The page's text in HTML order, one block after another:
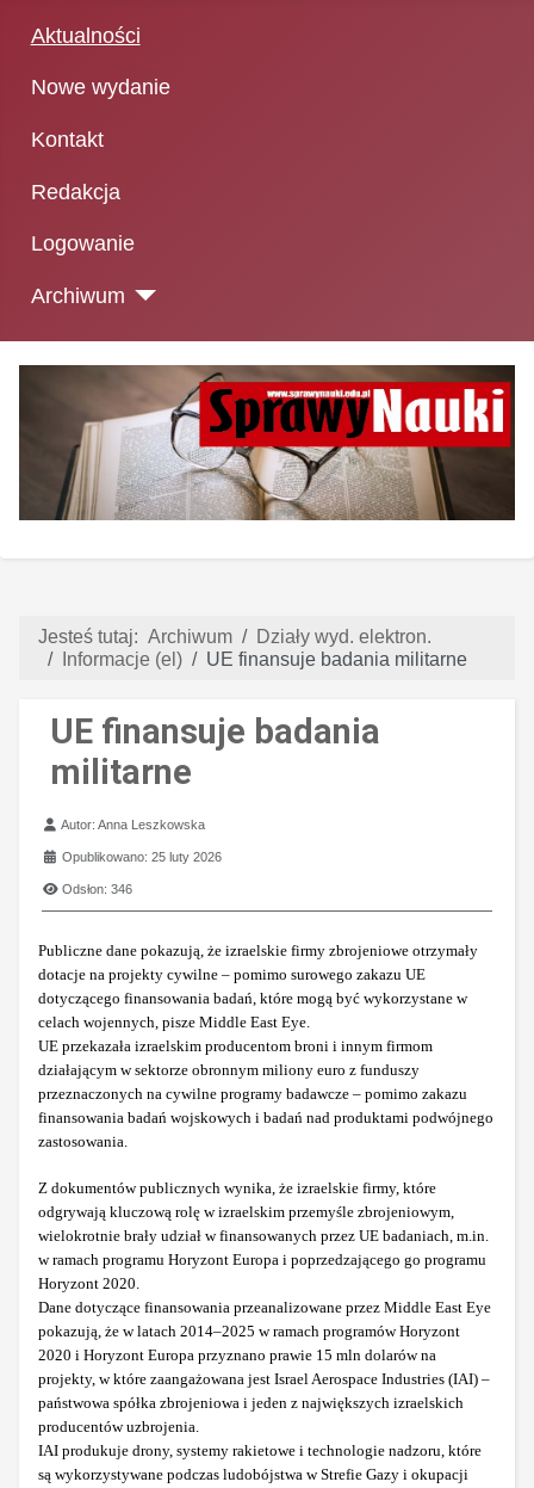
Aktualności
Nowe wydanie
Kontakt
Redakcja
Logowanie
Archiwum
Jesteś tutaj: Archiwum
Działy wyd. elektron.
Informacje (el)
UE finansuje badania militarne
UE finansuje badania
militarne
Szczegóły
Autor:Anna Leszkowska
Opublikowano: 25 luty 2026
Odsłon: 346
Publiczne dane pokazują, że izraelskie firmy zbrojeniowe otrzymały
dotacje na projekty cywilne – pomimo surowego zakazu UE
dotyczącego finansowania badań, które mogą być wykorzystane w
celach wojennych, pisze Middle East Eye.
UE przekazała izraelskim producentom broni i innym firmom
działającym w sektorze obronnym miliony euro z funduszy
przeznaczonych na cywilne programy badawcze – pomimo zakazu
finansowania badań wojskowych i badań nad produktami podwójnego
zastosowania.
Z dokumentów publicznych wynika, że izraelskie firmy, które
odgrywają kluczową rolę w izraelskim przemyśle zbrojeniowym,
wielokrotnie brały udział w finansowanych przez UE badaniach, m.in.
w ramach programu Horyzont Europa i poprzedzającego go programu
Horyzont 2020.
Dane dotyczące finansowania przeanalizowane przez Middle East Eye
pokazują, że w latach 2014–2025 w ramach programów Horyzont
2020 i Horyzont Europa przyznano prawie 15 mln dolarów na
projekty, w które zaangażowana jest Israel Aerospace Industries (IAI) –
państwowa spółka zbrojeniowa i jeden z największych izraelskich
producentów uzbrojenia.
IAI produkuje drony, systemy rakietowe i technologie nadzoru, które
są wykorzystywane podczas ludobójstwa w Strefie Gazy i okupacji